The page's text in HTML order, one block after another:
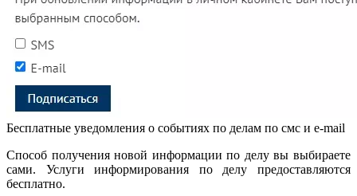
Бесплатные уведомления о событиях по делам по смс и e-mail
Способ получения новой информации по делу вы выбираете
сами. Услуги информирования по делу предоставляются
бесплатно.